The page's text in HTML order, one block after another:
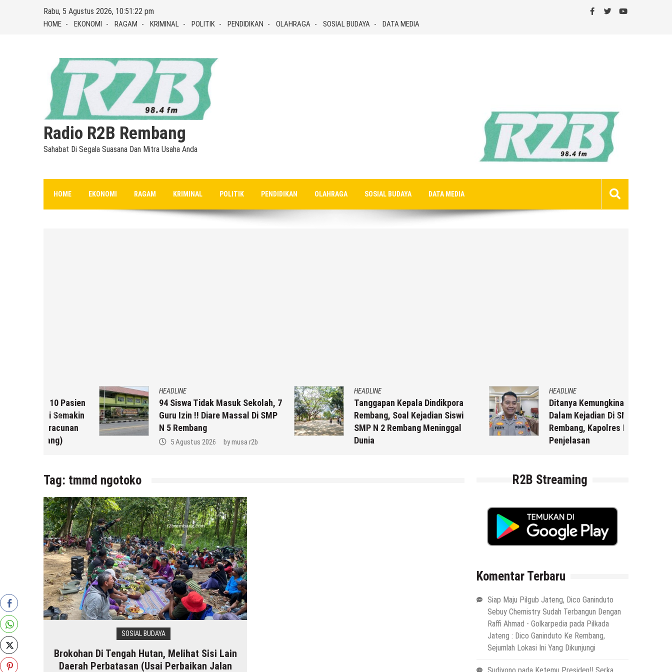
Rabu, 5 Agustus 2026, 10:51:23 pm
HOME EKONOMI RAGAM KRIMINAL POLITIK PENDIDIKAN OLAHRAGA SOSIAL BUDAYA DATA MEDIA
Radio R2B Rembang
Sahabat Di Segala Suasana Dan Mitra Usaha Anda
HOME EKONOMI RAGAM KRIMINAL POLITIK PENDIDIKAN OLAHRAGA SOSIAL BUDAYA DATA MEDIA
HEADLINE
94 Siswa Tidak Masuk Sekolah, 7
Guru Izin !! Diare Massal Di SMP
N 5 Rembang
5 Agustus 2026 bymusa r2b
HEADLINE
Tanggapan Kepala Dindikpora
Rembang, Soal Kejadian Siswi
SMP N 2 Rembang Meninggal
HEADLINE
Ditanya Kemungkinan Tersangka
Dalam Kejadian Di SMP 2
Rembang, Kapolres Beberkan
Tag: tmmd ngotoko
SOSIAL BUDAYA
Brokohan Di Tengah Hutan, Melihat Sisi Lain
Daerah Perbatasan (Usai Perbaikan Jalan
R2B Streaming
Komentar Terbaru
Siap Maju Pilgub Jateng, Dico Ganinduto
Sebuy Chemistry Sudah Terbangun Dengan
Raffi Ahmad - Golkarpedia pada Pilkada
Jateng : Dico Ganinduto Ke Rembang,
Sejumlah Lokasi Ini Yang Dikunjungi